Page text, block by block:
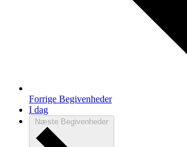
Forrige Begivenheder
I dag
Næste Begivenheder